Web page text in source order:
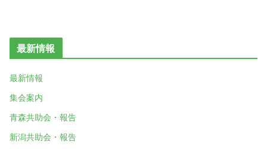
最新情報
最新情報
集会案内
青森共助会・報告
新潟共助会・報告